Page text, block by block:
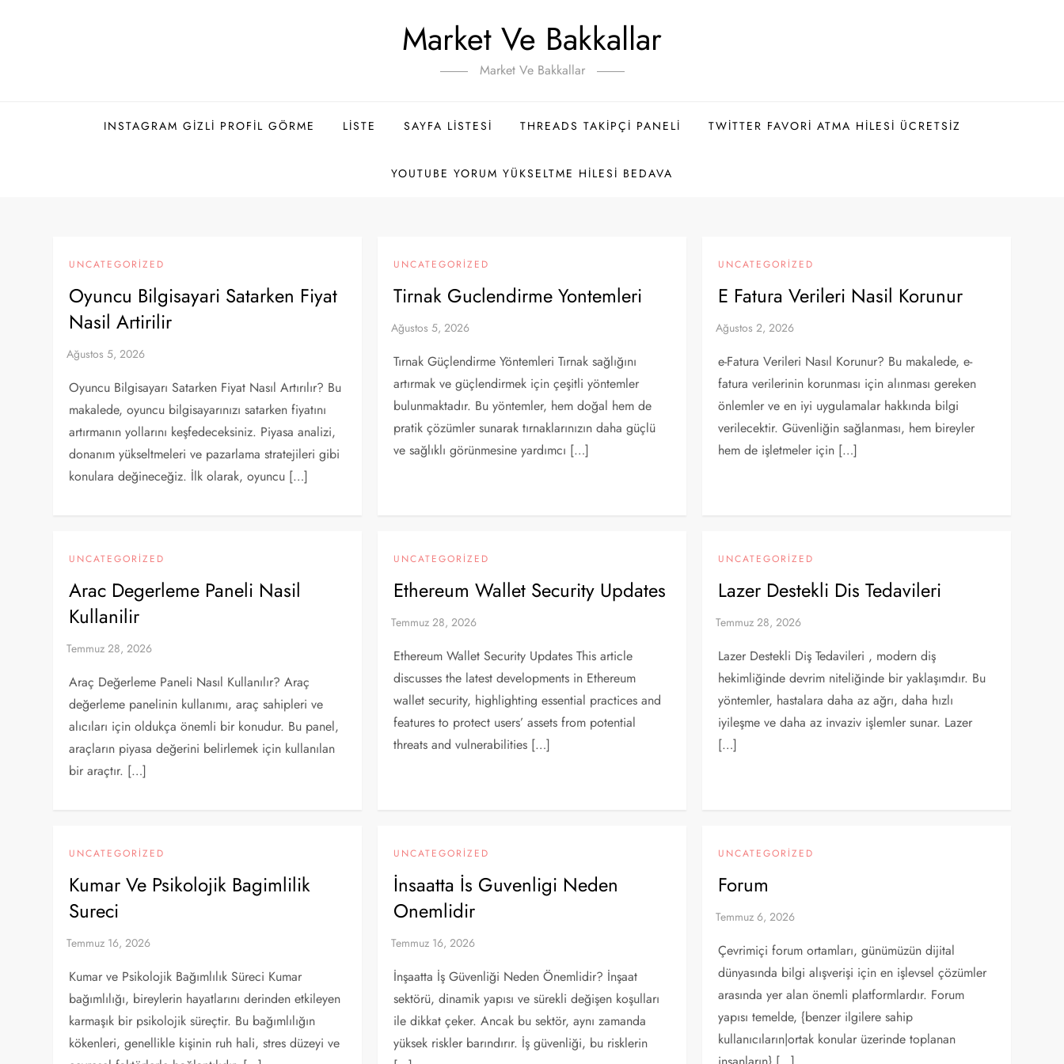
Market Ve Bakkallar
Market Ve Bakkallar
INSTAGRAM GIZLI PROFIL GÖRME LISTE SAYFA LISTESI THREADS TAKIPÇI PANELI TWITTER FAVORI ATMA HILESI ÜCRETSIZ
YOUTUBE YORUM YÜKSELTME HILESI BEDAVA
UNCATEGORIZED
Oyuncu Bilgisayari Satarken Fiyat
Nasil Artirilir
Oyuncu Bilgisayarı Satarken Fiyat Nasıl Artırılır? Bu
makalede, oyuncu bilgisayarınızı satarken fiyatını
artırmanın yollarını keşfedeceksiniz. Piyasa analizi,
donanım yükseltmeleri ve pazarlama stratejileri gibi
konulara değineceğiz. İlk olarak, oyuncu […]
UNCATEGORIZED
Tirnak Guclendirme Yontemleri
Tırnak Güçlendirme Yöntemleri Tırnak sağlığını
artırmak ve güçlendirmek için çeşitli yöntemler
bulunmaktadır. Bu yöntemler, hem doğal hem de
pratik çözümler sunarak tırnaklarınızın daha güçlü
ve sağlıklı görünmesine yardımcı […]
UNCATEGORIZED
E Fatura Verileri Nasil Korunur
e-Fatura Verileri Nasıl Korunur? Bu makalede, e-
fatura verilerinin korunması için alınması gereken
önlemler ve en iyi uygulamalar hakkında bilgi
verilecektir. Güvenliğin sağlanması, hem bireyler
hem de işletmeler için […]
UNCATEGORIZED
Arac Degerleme Paneli Nasil
Kullanilir
Araç Değerleme Paneli Nasıl Kullanılır? Araç
değerleme panelinin kullanımı, araç sahipleri ve
alıcıları için oldukça önemli bir konudur. Bu panel,
araçların piyasa değerini belirlemek için kullanılan
bir araçtır. […]
UNCATEGORIZED
Ethereum Wallet Security Updates
Ethereum Wallet Security Updates This article
discusses the latest developments in Ethereum
wallet security, highlighting essential practices and
features to protect users’ assets from potential
threats and vulnerabilities […]
UNCATEGORIZED
Lazer Destekli Dis Tedavileri
Lazer Destekli Diş Tedavileri , modern diş
hekimliğinde devrim niteliğinde bir yaklaşımdır. Bu
yöntemler, hastalara daha az ağrı, daha hızlı
iyileşme ve daha az invaziv işlemler sunar. Lazer
[…]
UNCATEGORIZED
Kumar Ve Psikolojik Bagimlilik
Sureci
Kumar ve Psikolojik Bağımlılık Süreci Kumar
bağımlılığı, bireylerin hayatlarını derinden etkileyen
karmaşık bir psikolojik süreçtir. Bu bağımlılığın
kökenleri, genellikle kişinin ruh hali, stres düzeyi ve
UNCATEGORIZED
İnsaatta İs Guvenligi Neden
Onemlidir
İnşaatta İş Güvenliği Neden Önemlidir? İnşaat
sektörü, dinamik yapısı ve sürekli değişen koşulları
ile dikkat çeker. Ancak bu sektör, aynı zamanda
yüksek riskler barındırır. İş güvenliği, bu risklerin
UNCATEGORIZED
Forum
Çevrimiçi forum ortamları, günümüzün dijital
dünyasında bilgi alışverişi için en işlevsel çözümler
arasında yer alan önemli platformlardır. Forum
yapısı temelde, {benzer ilgilere sahip
kullanıcıların|ortak konular üzerinde toplanan